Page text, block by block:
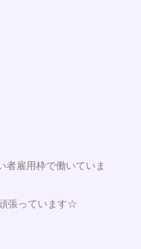
者雇用枠で働いていま
張っています☆